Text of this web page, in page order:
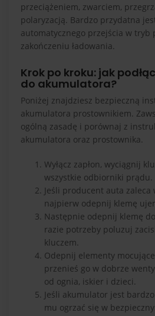
przeciążeniem, zwarciem,
polaryzacją. Bardzo przydatna
automatycznego przejścia w tryb
zakończeniu ładowania.
Krok po kroku: jak
do akumulatora?
Poniżej znajdziesz bezpieczną
akumulatora prostownikiem.
ogólną zasadę i porównaj z
akumulatora oraz prostownika.
Wyłącz zapłon, wyciągnij
wszystkie odbiorniki prądu.
Jeśli producent auta
najpierw odepnij klemę
Następnie odepnij klemę
razie potrzeby poluzuj
kluczem.
Odepnij elementy
przenieś go w dobrze
od ognia, iskier i dzieci.
Jeśli akumulator jest
mu ogrzać się w